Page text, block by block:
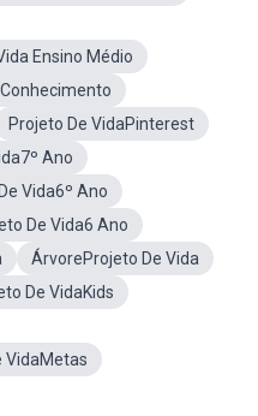
Ensino Médio
Projeto De VidaPinterest
Ano
Vida6º Ano
De Vida6 Ano
ÁrvoreProjeto De Vida
De VidaKids
VidaMetas